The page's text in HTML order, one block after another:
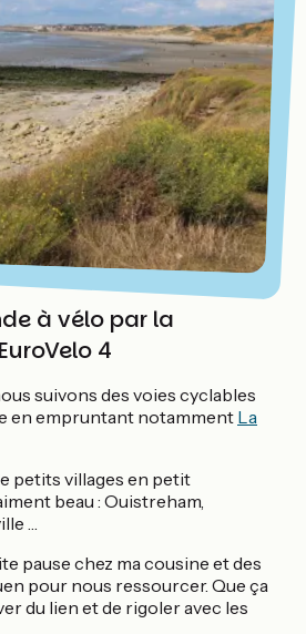
à vélo par la
4
suivons des voies cyclables
en empruntant notamment La
petits villages en petit
beau : Ouistreham,
…
pause chez ma cousine et des
pour nous ressourcer. Que ça
du lien et de rigoler avec les